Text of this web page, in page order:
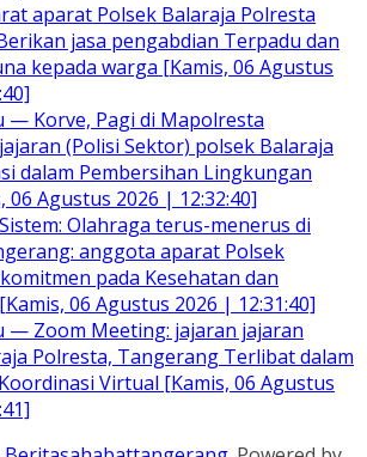
aparat Polsek Balaraja Polresta
jasa pengabdian Terpadu dan
kepada warga [Kamis, 06 Agustus
— Korve, Pagi di Mapolresta
(Polisi Sektor) polsek Balaraja
dalam Pembersihan Lingkungan
06 Agustus 2026 | 12:32:40]
Olahraga terus-menerus di
anggota aparat Polsek
pada Kesehatan dan
06 Agustus 2026 | 12:31:40]
— Zoom Meeting: jajaran jajaran
Polresta, Tangerang Terlibat dalam
Virtual [Kamis, 06 Agustus